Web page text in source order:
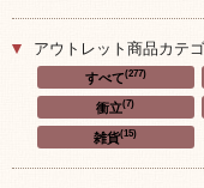
アウトレット商品カテ
すべて(277)
衝立(7)
雑貨(15)